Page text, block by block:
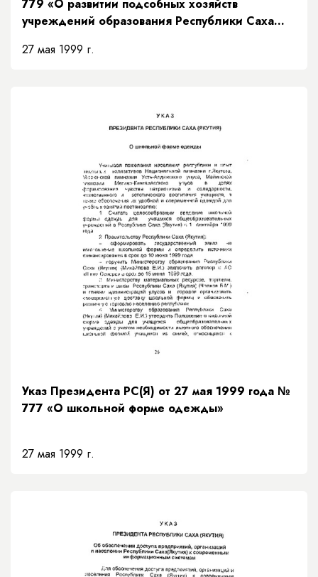
779 «О развитии подсобных хозяйств
учреждений образования Республики Саха
27 мая 1999 г.
Указ Президента РС(Я) от 27 мая 1999 года №
777 «О школьной форме одежды»
27 мая 1999 г.